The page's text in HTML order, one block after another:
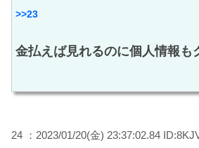
>>23
金払えば見れるのに個人情報も
24 ：2023/01/20(金) 23:37:02.84